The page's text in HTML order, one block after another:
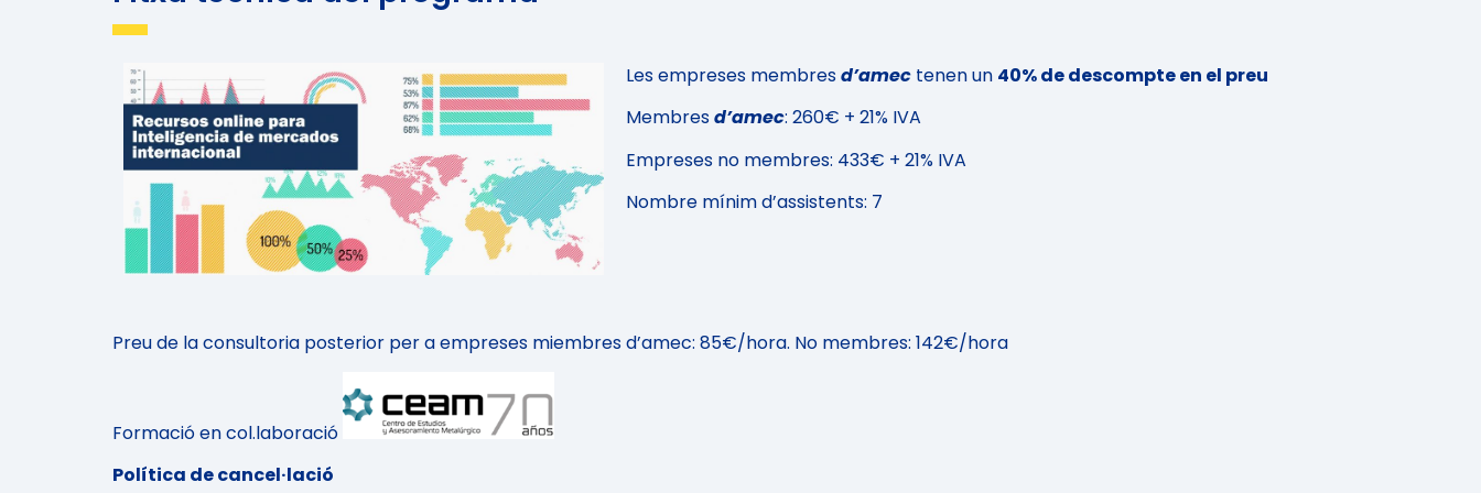
Susana González
Especialista en Prospectiva Estratègica i
Intel.ligència de Mercats Internacional
Les empreses membresd’amec tenen un 40% de descompte en el preu
Membresd’amec: 260€ + 21% IVA
Empreses no membres: 433€ + 21% IVA
Nombre mínim d’assistents: 7
Preu de la consultoria posterior per a empreses miembres d’amec: 85€/hora. No membres: 142€/hora
Formació en col.laboració
Política de cancel·lació